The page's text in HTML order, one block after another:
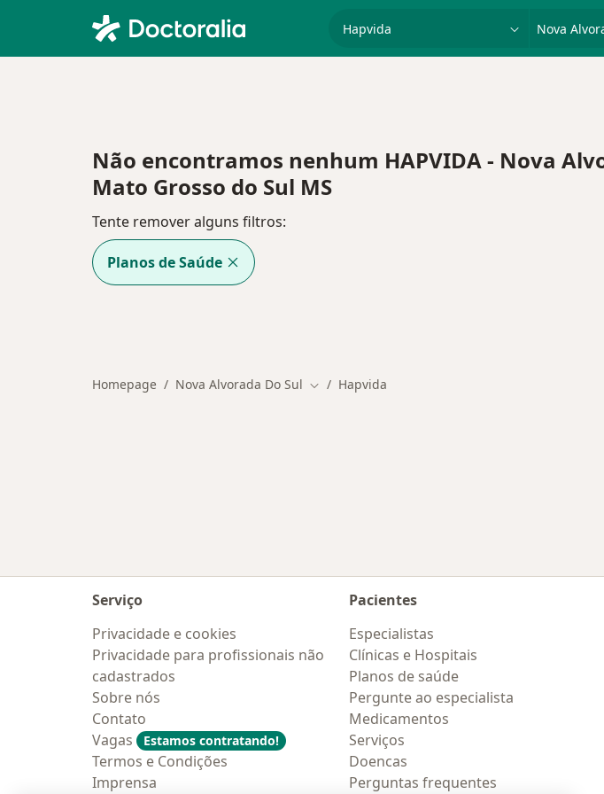
Não encontramos nenhum HAPVIDA - Nova
Mato Grosso do Sul MS
Tente remover alguns filtros:
Planos de Saúde
Homepage Nova Alvorada Do Sul Mudar de cidade
Hapvida
Serviço
Privacidade e cookies
Privacidade para profissionais não
cadastrados
Sobre nós
Contato
Vagas
Estamos contratando!
Termos e Condições
Imprensa
Pacientes
Especialistas
Clínicas e Hospitais
Planos de saúde
Pergunte ao especialista
Medicamentos
Serviços
Doencas
Perguntas frequentes